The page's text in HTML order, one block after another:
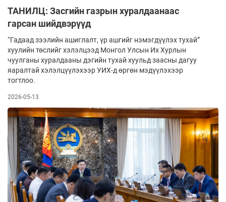
ТАНИЛЦ: Засгийн газрын хуралдаанаас
гарсан шийдвэрүүд
“Гадаад зээлийн ашиглалт, үр ашгийг нэмэгдүүлэх тухай”
хуулийн төслийг хэлэлцээд Монгол Улсын Их Хурлын
чуулганы хуралдааны дэгийн тухай хуульд заасны дагуу
яаралтай хэлэлцүүлэхээр УИХ-д өргөн мэдүүлэхээр
тогтлоо.
2026-05-13